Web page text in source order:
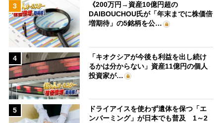
3
《200万円→資産10億円超の
DAIBOUCHOU氏が「年末までに株価倍
増期待」の5銘柄を公…
4
「キオクシアが今後も利益を出し続け
るかは分からない」資産11億円の個人
投資家が…
5
ドライアイスを使わず遺体を保つ「エ
ンバーミング」が日本でも普及 1～2